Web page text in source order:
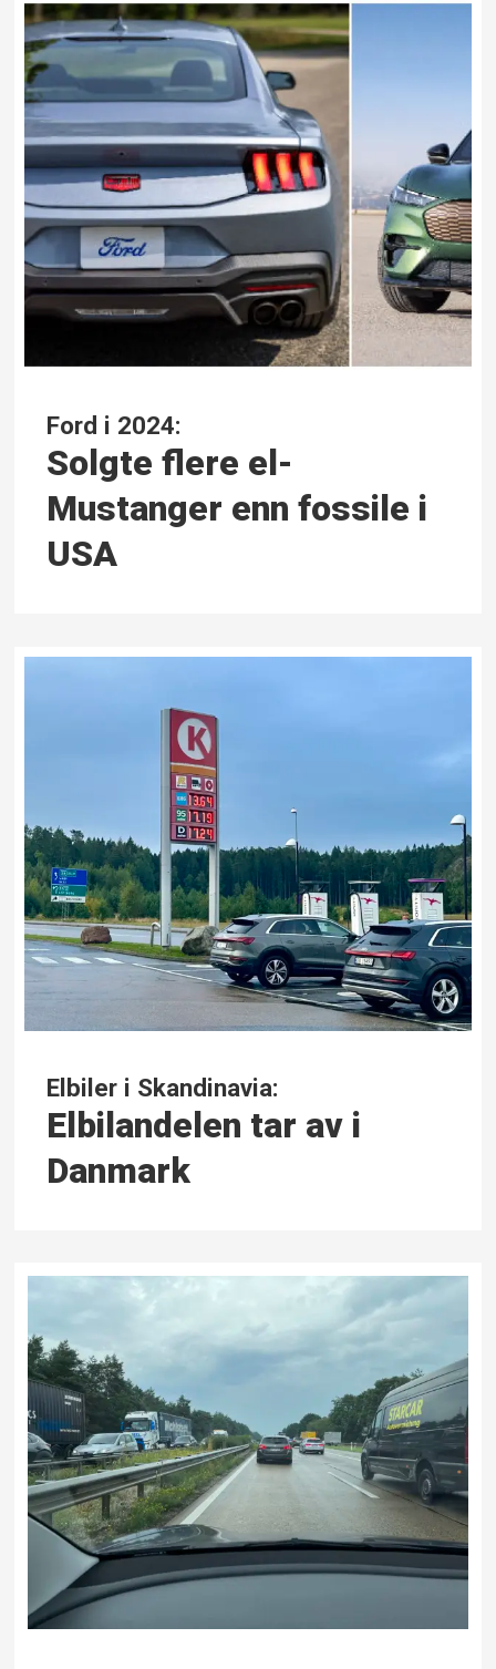
Ford i 2024:
Solgte flere el-
Mustanger enn fossile i
USA
Elbiler i Skandinavia:
Elbilandelen tar av i
Danmark